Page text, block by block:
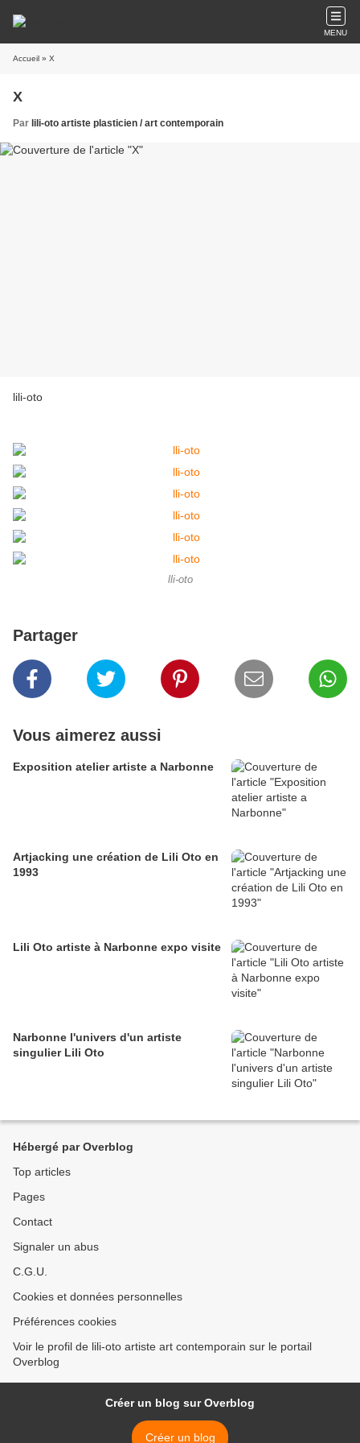
MENU
Accueil » X
X
Par lili-oto artiste plasticien / art contemporain
lili-oto
lli-oto
Partager
Vous aimerez aussi
Exposition atelier artiste a Narbonne
Artjacking une création de Lili Oto en
1993
Lili Oto artiste à Narbonne expo visite
Narbonne l'univers d'un artiste
singulier Lili Oto
Hébergé par Overblog
Top articles
Pages
Contact
Signaler un abus
C.G.U.
Cookies et données personnelles
Préférences cookies
Voir le profil de lili-oto artiste art contemporain sur le portail
Overblog
Créer un blog sur Overblog
Créer un blog